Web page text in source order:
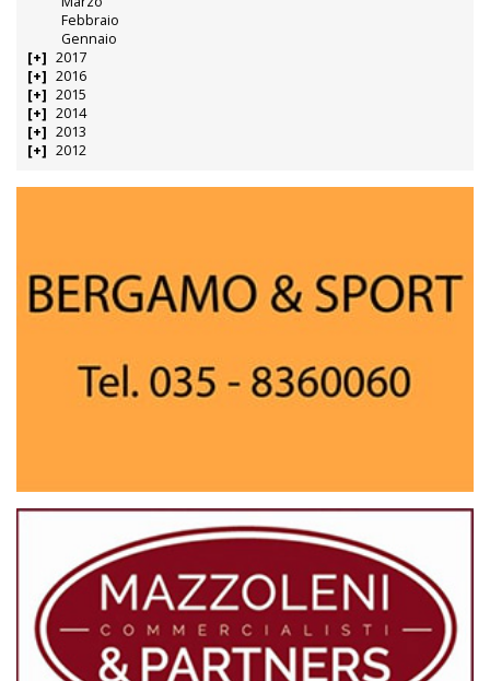
Febbraio
Gennaio
2017
2016
2015
2014
2013
2012